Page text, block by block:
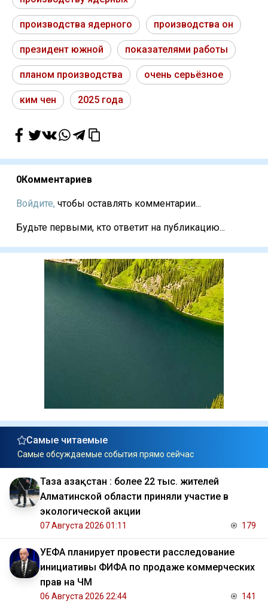
производства ядерного производства он
президент южной показателями работы
планом производства очень серьёзное
ким чен 2025 года
0Комментариев
Войдите, чтобы оставлять комментарии...
Будьте первыми, кто ответит на публикацию...
Самые читаемые
Самые обсуждаемые события прямо сейчас
Таза Қазақстан : более 22 тыс. жителей
Алматинской области приняли участие в
экологической акции
07 Августа 2026 01:11 179
УЕФА планирует провести расследование
инициативы ФИФА по продаже коммерческих
прав на ЧМ
06 Августа 2026 22:44 141